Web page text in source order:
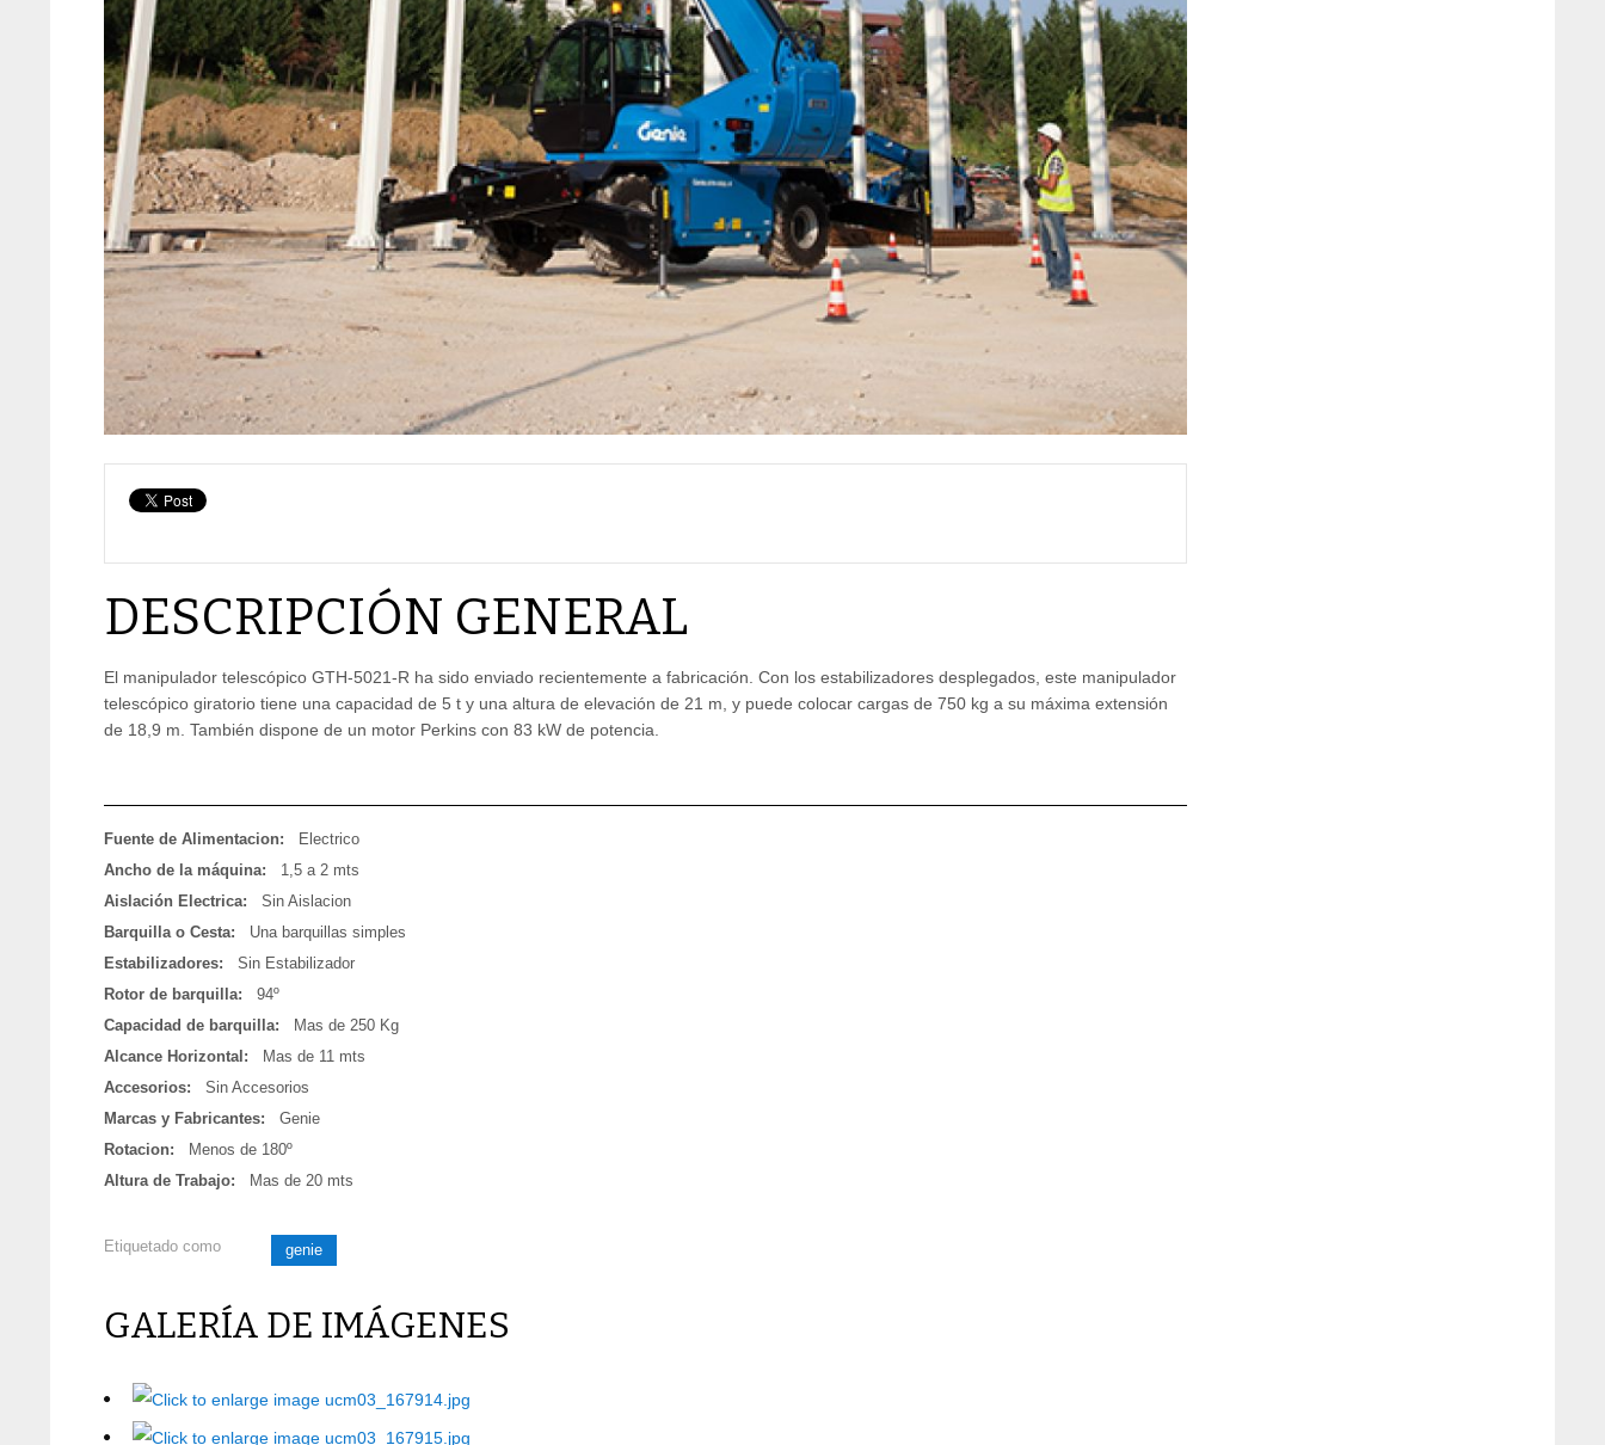
DESCRIPCIÓN GENERAL
El manipulador telescópico GTH-5021-R ha sido enviado recientemente a fabricación. Con los estabilizadores desplegados, este manipulador
telescópico giratorio tiene una capacidad de 5 t y una altura de elevación de 21 m, y puede colocar cargas de 750 kg a su máxima extensión
de 18,9 m. También dispone de un motor Perkins con 83 kW de potencia.
Fuente de Alimentacion:
Electrico
Ancho de la máquina:
1,5 a 2 mts
Aislación Electrica:
Sin Aislacion
Barquilla o Cesta:
Una barquillas simples
Estabilizadores:
Sin Estabilizador
Rotor de barquilla:
94º
Capacidad de barquilla:
Mas de 250 Kg
Alcance Horizontal:
Mas de 11 mts
Accesorios:
Sin Accesorios
Marcas y Fabricantes:
Genie
Rotacion:
Menos de 180º
Altura de Trabajo:
Mas de 20 mts
Etiquetado como genie
GALERÍA DE IMÁGENES